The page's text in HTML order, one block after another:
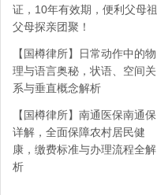
证，10年有效期，便利父母祖
父母探亲团聚！
【国樽律所】日常动作中的物
理与语言奥秘，状语、空间关
系与垂直概念解析
【国樽律所】南通医保南通保
详解，全面保障农村居民健
康，缴费标准与办理流程全解
析